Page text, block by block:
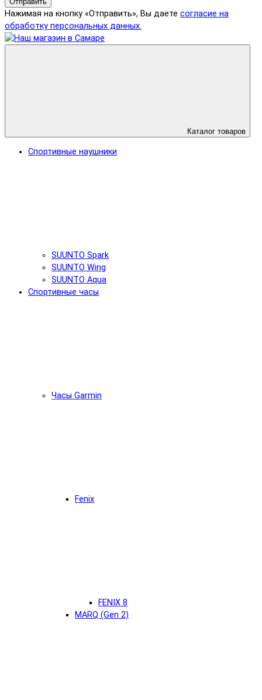
Нажимая на кнопку «Отправить», Вы даете согласие на
обработку персональных данных.
Каталог товаров
Спортивные наушники
SUUNTO Spark
SUUNTO Wing
SUUNTO Aqua
Спортивные часы
Часы Garmin
Fenix
FENIX 8
MARQ (Gen 2)